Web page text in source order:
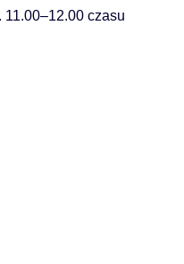
11.00–12.00 czasu